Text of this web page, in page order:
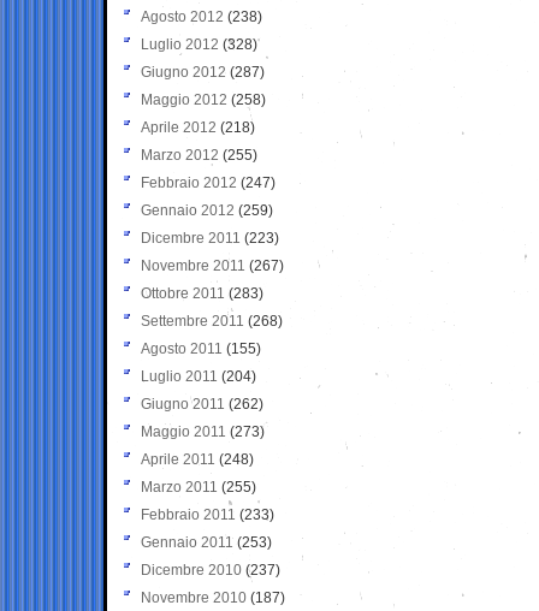
Agosto 2012 (238)
Luglio 2012 (328)
Giugno 2012 (287)
Maggio 2012 (258)
Aprile 2012 (218)
Marzo 2012 (255)
Febbraio 2012 (247)
Gennaio 2012 (259)
Dicembre 2011 (223)
Novembre 2011 (267)
Ottobre 2011 (283)
Settembre 2011 (268)
Agosto 2011 (155)
Luglio 2011 (204)
Giugno 2011 (262)
Maggio 2011 (273)
Aprile 2011 (248)
Marzo 2011 (255)
Febbraio 2011 (233)
Gennaio 2011 (253)
Dicembre 2010 (237)
Novembre 2010 (187)